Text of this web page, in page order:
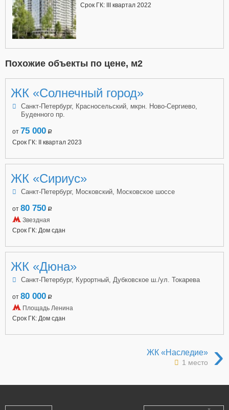
Срок ГК: III квартал 2022
Похожие объекты по цене, м2
ЖК «Солнечный город»
Санкт-Петербург, Красносельский, мкрн. Ново-Сергиево,
Буденного пр.
от 75 000 a
Срок ГК: II квартал 2023
ЖК «Сириус»
Санкт-Петербург, Московский, Московское шоссе
от 80 750 a
Звездная
Срок ГК: Дом сдан
ЖК «Дюна»
Санкт-Петербург, Курортный, Дубковское ш./ул. Токарева
от 80 000 a
Площадь Ленина
Срок ГК: Дом сдан
›
ЖК «Наследие»
1 место